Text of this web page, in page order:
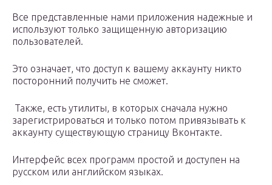
Все представленные нами приложения надежные и
используют только защищенную авторизацию
пользователей.
Это означает, что доступ к вашему аккаунту никто
посторонний получить не сможет.
Также, есть утилиты, в которых сначала нужно
зарегистрироваться и только потом привязывать к
аккаунту существующую страницу Вконтакте.
Интерфейс всех программ простой и доступен на
русском или английском языках.